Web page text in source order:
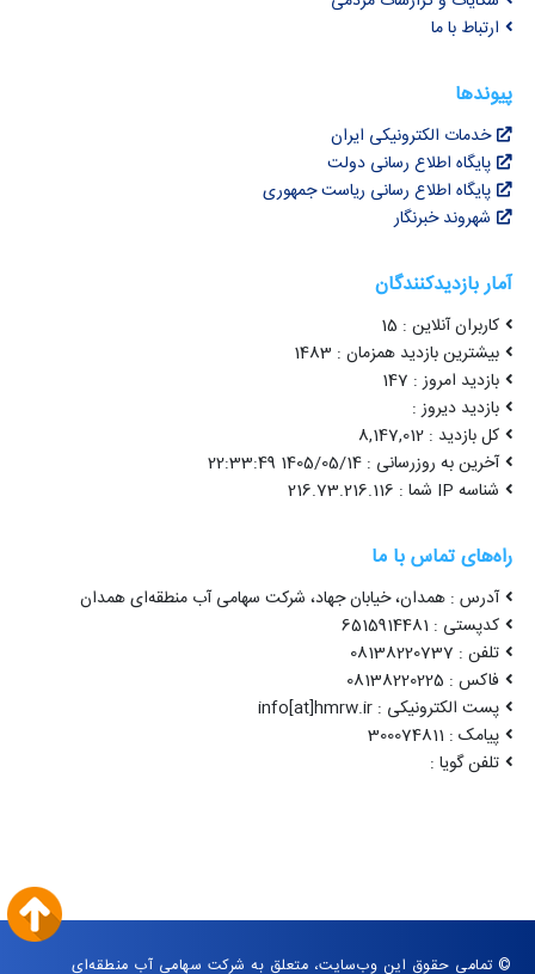
ارتباط با ما
پیوندها
خدمات الکترونیکی ایران
پایگاه اطلاع رسانی دولت
پایگاه اطلاع رسانی ریاست جمهوری
شهروند خبرنگار
آمار بازدیدکنندگان
کاربران آنلاین : 15
بیشترین بازدید همزمان : 1483
بازدید امروز : 147
بازدید دیروز :
کل بازدید : 8,147,012
آخرین به روزرسانی : 1405/05/14 22:33:49
شناسه IP شما : 216.73.216.116
راه‌های تماس با ما
آدرس : همدان، خیابان جهاد، شرکت سهامی آب منطقه‌ای همدان
کدپستی : 6515914481
تلفن : 08138220737
فاکس : 08138220225
پست الکترونیکی : info[at]hmrw.ir
پیامک : 300074811
تلفن گویا :
© تمامی حقوق این وب‌سایت، متعلق به شرکت سهامی آب منطقه‌ای